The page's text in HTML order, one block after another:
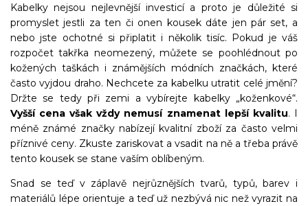
Kabelky nejsou nejlevnější investicí a proto je důležité si
promyslet jestli za ten či onen kousek dáte jen pár set, a
nebo jste ochotné si připlatit i několik tisíc. Pokud je váš
rozpočet takřka neomezený, můžete se poohlédnout po
kožených taškách i známějších módních značkách, které
často vyjdou draho. Nechcete za kabelku utratit celé jmění?
Držte se tedy při zemi a vybírejte kabelky „koženkové“.
Vyšší cena však vždy nemusí znamenat lepší kvalitu. I
méně známé značky nabízejí kvalitní zboží za často velmi
příznivé ceny. Zkuste zariskovat a vsadit na ně a třeba právě
tento kousek se stane vaším oblíbeným.
Snad se teď v záplavě nejrůznějších tvarů, typů, barev i
materiálů lépe orientuje a teď už nezbývá nic než vyrazit na